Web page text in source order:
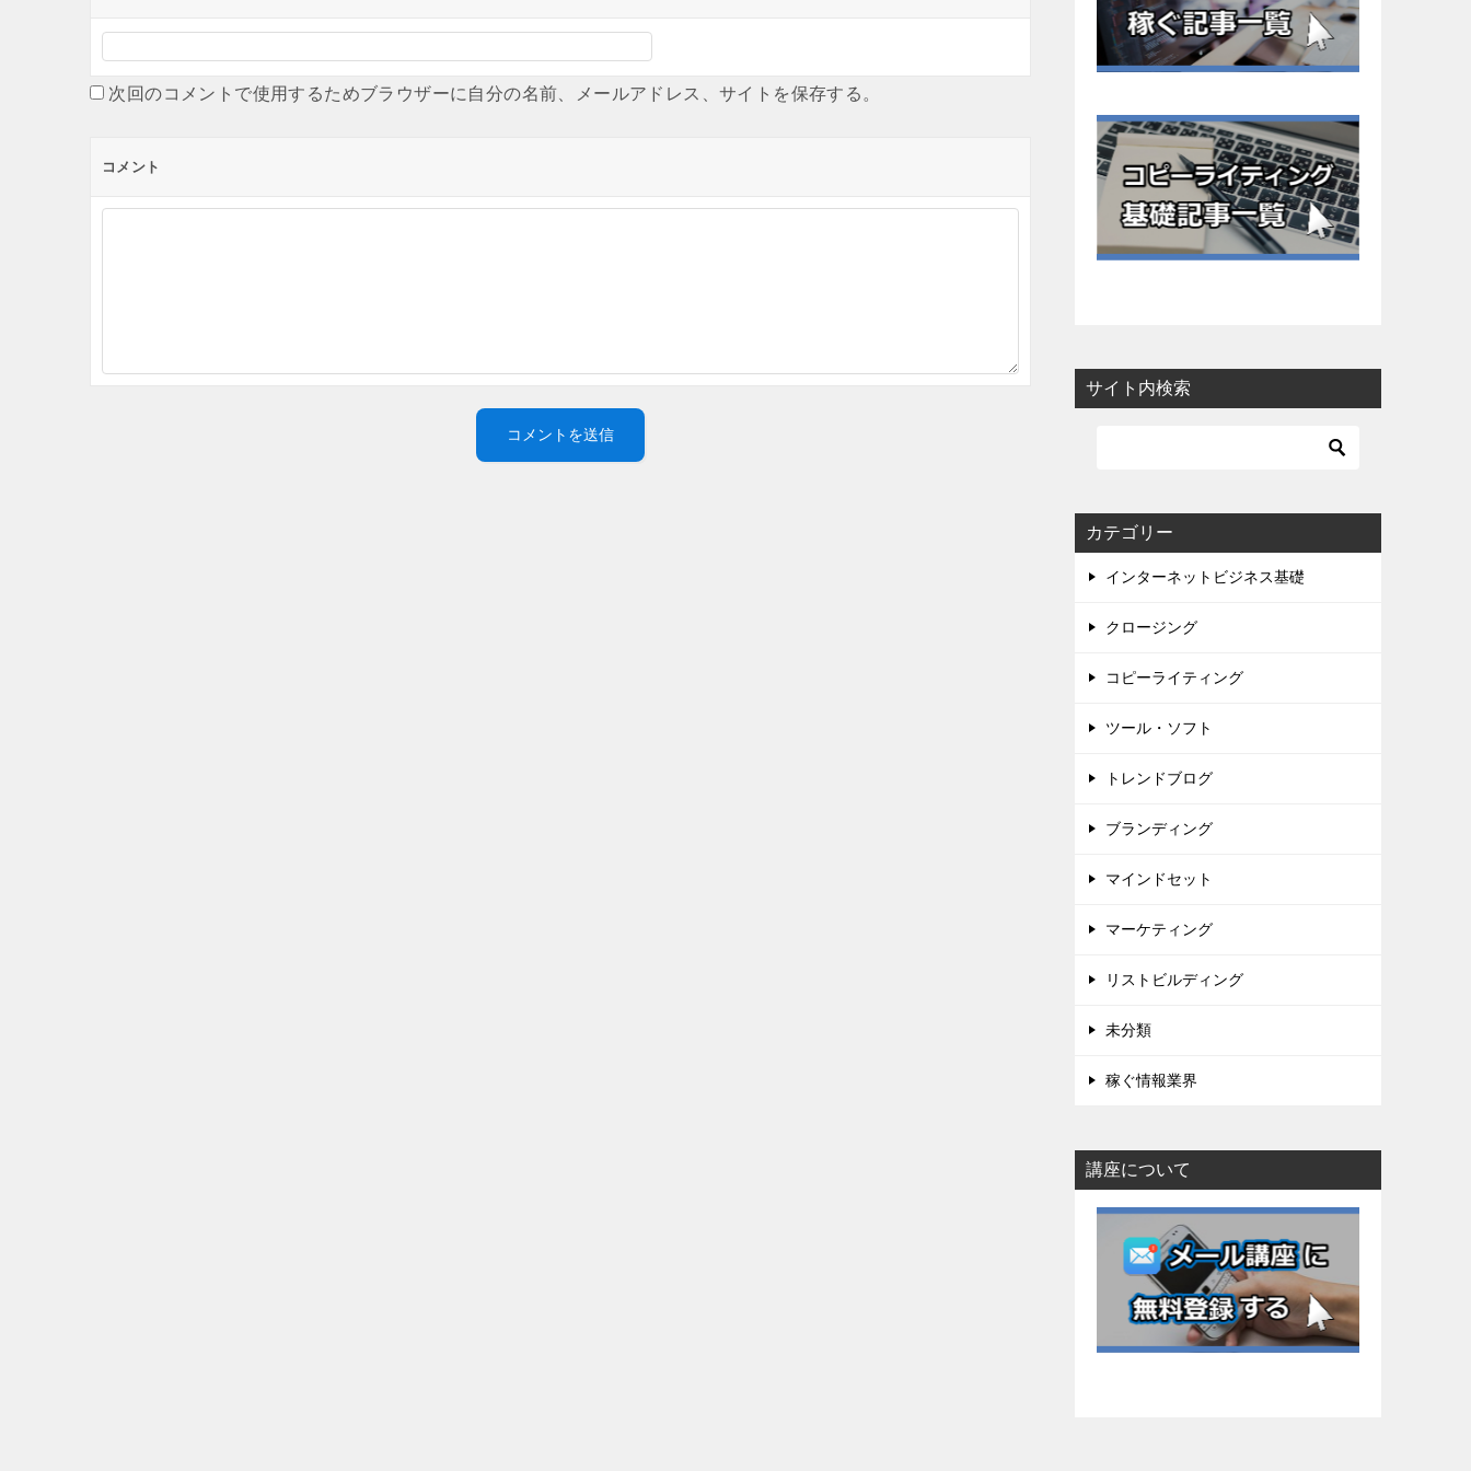
次回のコメントで使用するためブラウザーに自分の名前、メールアドレス、サイトを保存する。
コメント
サイト内検索
カテゴリー
インターネットビジネス基礎
クロージング
コピーライティング
ツール・ソフト
トレンドブログ
ブランディング
マインドセット
マーケティング
リストビルディング
未分類
稼ぐ情報業界
講座について